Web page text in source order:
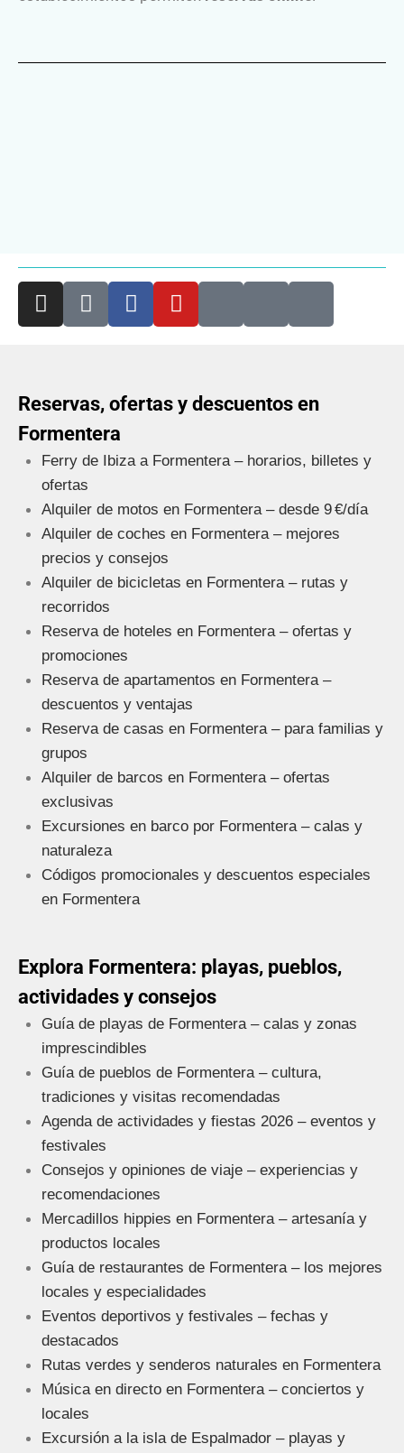
Reservas, ofertas y descuentos en
Formentera
Ferry de Ibiza a Formentera – horarios, billetes y
ofertas
Alquiler de motos en Formentera – desde 9 €/día
Alquiler de coches en Formentera – mejores
precios y consejos
Alquiler de bicicletas en Formentera – rutas y
recorridos
Reserva de hoteles en Formentera – ofertas y
promociones
Reserva de apartamentos en Formentera –
descuentos y ventajas
Reserva de casas en Formentera – para familias y
grupos
Alquiler de barcos en Formentera – ofertas
exclusivas
Excursiones en barco por Formentera – calas y
naturaleza
Códigos promocionales y descuentos especiales
en Formentera
Explora Formentera: playas, pueblos,
actividades y consejos
Guía de playas de Formentera – calas y zonas
imprescindibles
Guía de pueblos de Formentera – cultura,
tradiciones y visitas recomendadas
Agenda de actividades y fiestas 2026 – eventos y
festivales
Consejos y opiniones de viaje – experiencias y
recomendaciones
Mercadillos hippies en Formentera – artesanía y
productos locales
Guía de restaurantes de Formentera – los mejores
locales y especialidades
Eventos deportivos y festivales – fechas y
destacados
Rutas verdes y senderos naturales en Formentera
Música en directo en Formentera – conciertos y
locales
Excursión a la isla de Espalmador – playas y